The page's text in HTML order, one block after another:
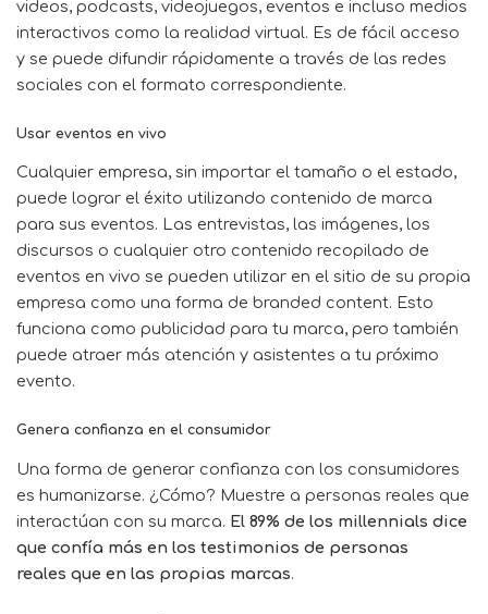
videos, podcasts, videojuegos, eventos e incluso medios
interactivos como la realidad virtual. Es de fácil acceso
y se puede difundir rápidamente a través de las redes
sociales con el formato correspondiente.
Usar eventos en vivo
Cualquier empresa, sin importar el tamaño o el estado,
puede lograr el éxito utilizando contenido de marca
para sus eventos. Las entrevistas, las imágenes, los
discursos o cualquier otro contenido recopilado de
eventos en vivo se pueden utilizar en el sitio de su propia
empresa como una forma de branded content. Esto
funciona como publicidad para tu marca, pero también
puede atraer más atención y asistentes a tu próximo
evento.
Genera confianza en el consumidor
Una forma de generar confianza con los consumidores
es humanizarse. ¿Cómo? Muestre a personas reales que
interactúan con su marca. El 89% de los millennials dice
que confía más en los testimonios de personas
reales que en las propias marcas.